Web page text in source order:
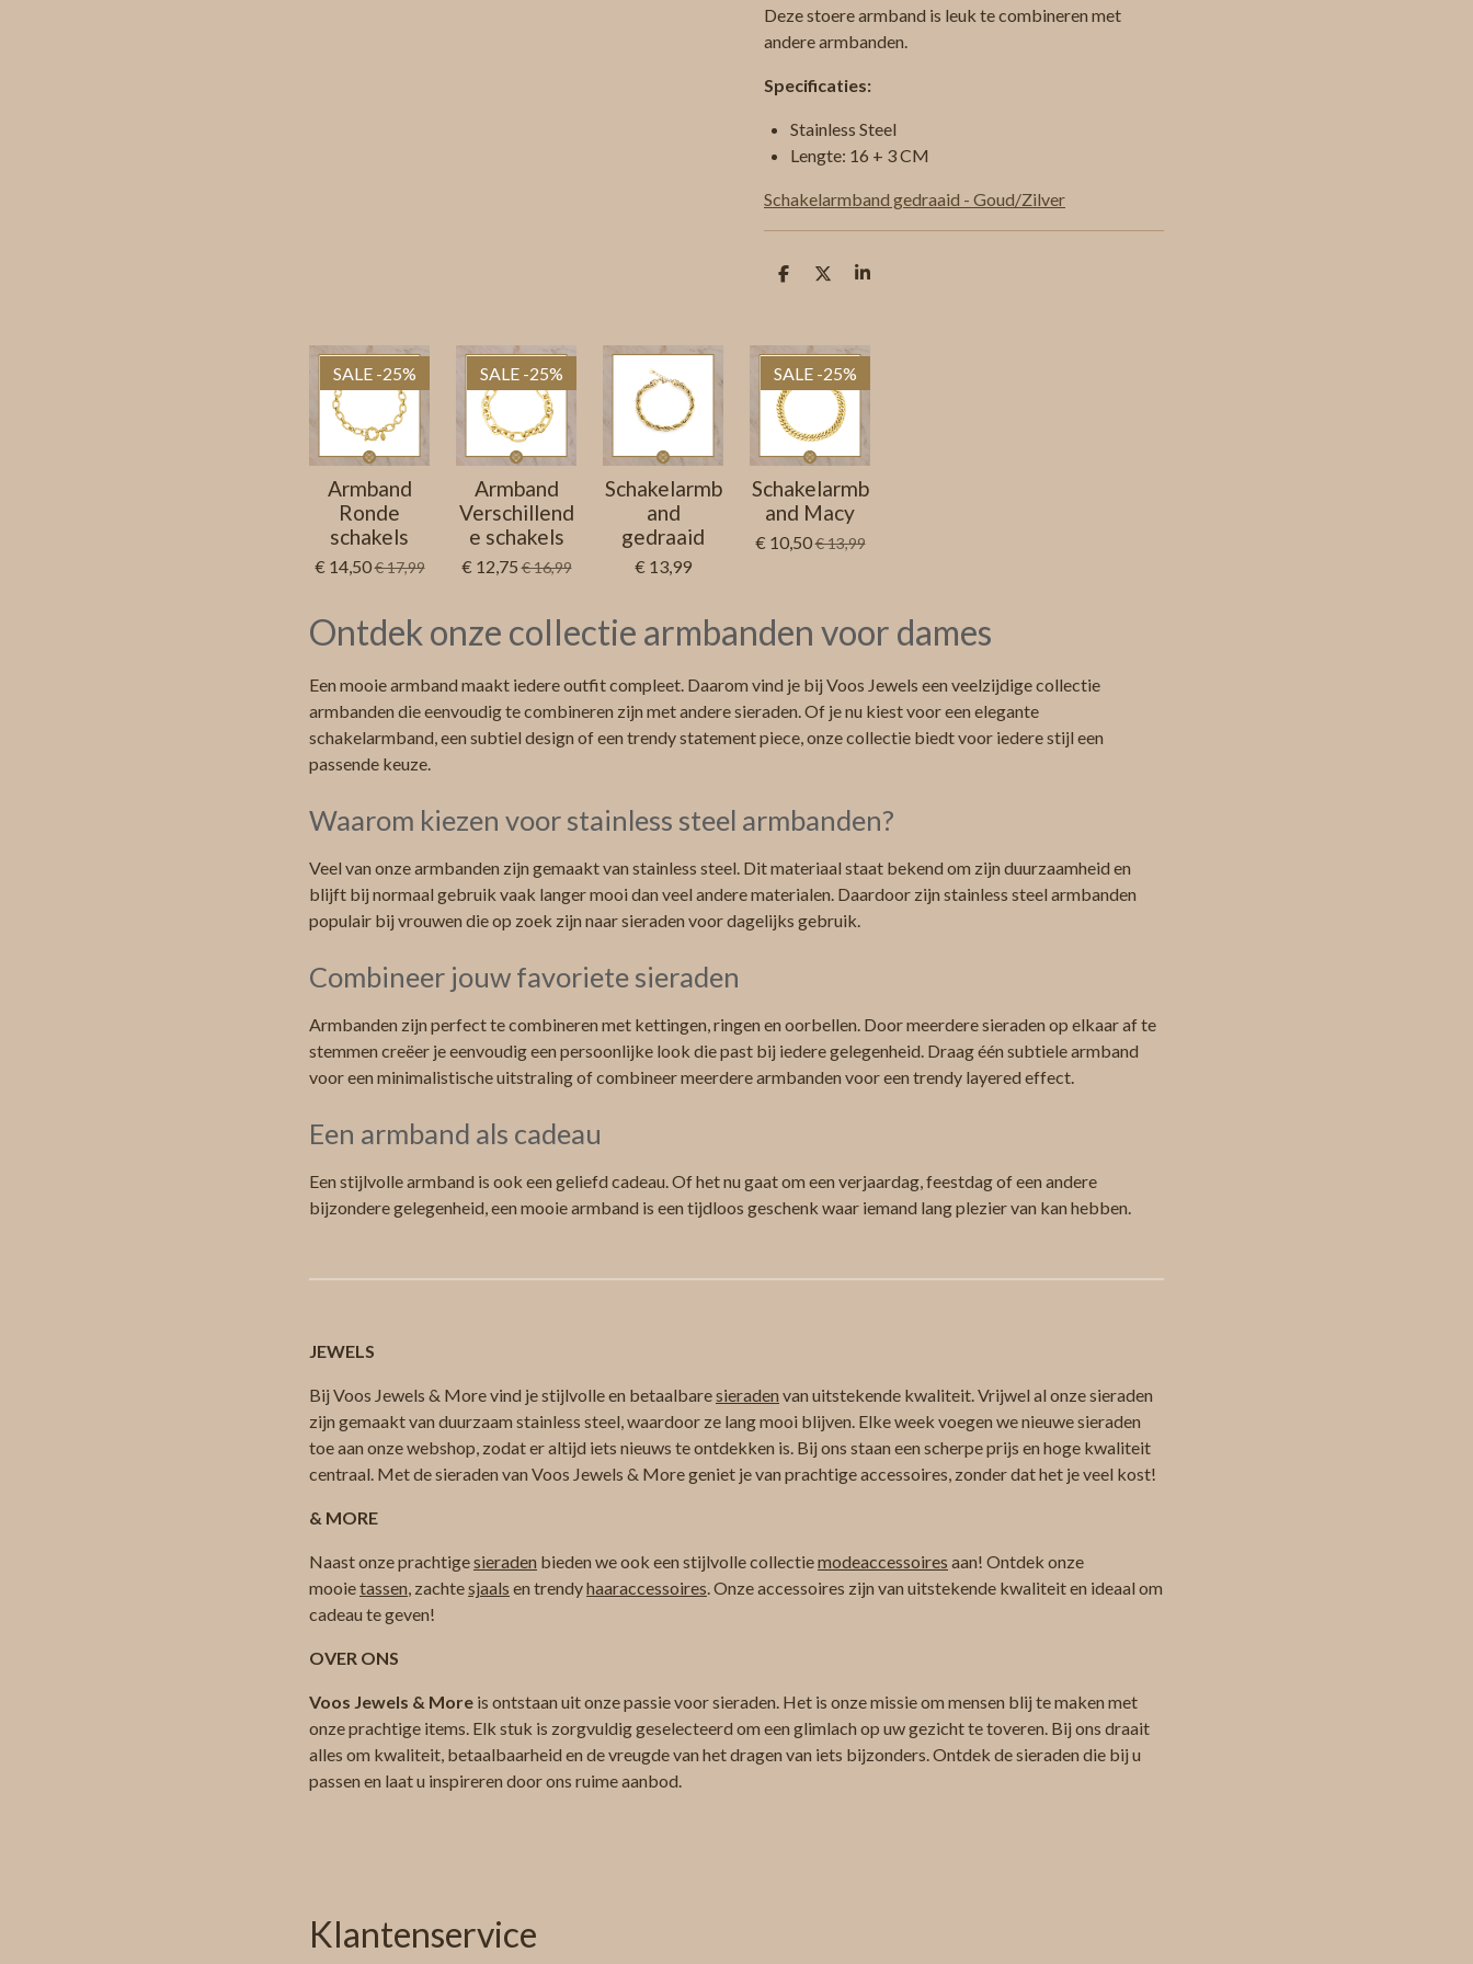
Deze stoere armband is leuk te combineren met
andere armbanden.
Specificaties:
Stainless Steel
Lengte: 16 + 3 CM
Schakelarmband gedraaid - Goud/Zilver
D
n
D
S
SALE -25%
Armband
Ronde
schakels
€ 14,50€ 17,99
SALE -25%
Armband
Verschillend
e schakels
€ 12,75 € 16,99
Schakelarmb
and
gedraaid
€ 13,99
SALE -25%
Schakelarmb
and Macy
€ 10,50€ 13,99
Ontdek onze collectie armbanden voor dames
Een mooie armband maakt iedere outfit compleet. Daarom vind je bij Voos Jewels een veelzijdige collectie
armbanden die eenvoudig te combineren zijn met andere sieraden. Of je nu kiest voor een elegante
schakelarmband, een subtiel design of een trendy statement piece, onze collectie biedt voor iedere stijl een
passende keuze.
Waarom kiezen voor stainless steel armbanden?
Veel van onze armbanden zijn gemaakt van stainless steel. Dit materiaal staat bekend om zijn duurzaamheid en
blijft bij normaal gebruik vaak langer mooi dan veel andere materialen. Daardoor zijn stainless steel armbanden
populair bij vrouwen die op zoek zijn naar sieraden voor dagelijks gebruik.
Combineer jouw favoriete sieraden
Armbanden zijn perfect te combineren met kettingen, ringen en oorbellen. Door meerdere sieraden op elkaar af te
stemmen creëer je eenvoudig een persoonlijke look die past bij iedere gelegenheid. Draag één subtiele armband
voor een minimalistische uitstraling of combineer meerdere armbanden voor een trendy layered effect.
Een armband als cadeau
Een stijlvolle armband is ook een geliefd cadeau. Of het nu gaat om een verjaardag, feestdag of een andere
bijzondere gelegenheid, een mooie armband is een tijdloos geschenk waar iemand lang plezier van kan hebben.
JEWELS
Bij Voos Jewels & More vind je stijlvolle en betaalbaresieraden van uitstekende kwaliteit. Vrijwel al onze sieraden
zijn gemaakt van duurzaam stainless steel, waardoor ze lang mooi blijven. Elke week voegen we nieuwe sieraden
toe aan onze webshop, zodat er altijd iets nieuws te ontdekken is. Bij ons staan een scherpe prijs en hoge kwaliteit
centraal. Met de sieraden van Voos Jewels & More geniet je van prachtige accessoires, zonder dat het je veel kost!
& MORE
Naast onze prachtigesieraden bieden we ook een stijlvolle collectiemodeaccessoires aan! Ontdek onze
mooietassen, zachtesjaals en trendyhaaraccessoires. Onze accessoires zijn van uitstekende kwaliteit en ideaal om
cadeau te geven!
OVER ONS
Voos Jewels & More is ontstaan uit onze passie voor sieraden. Het is onze missie om mensen blij te maken met
onze prachtige items. Elk stuk is zorgvuldig geselecteerd om een glimlach op uw gezicht te toveren. Bij ons draait
alles om kwaliteit, betaalbaarheid en de vreugde van het dragen van iets bijzonders. Ontdek de sieraden die bij u
passen en laat u inspireren door ons ruime aanbod.
Klantenservice